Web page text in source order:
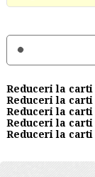
Reduceri la carti
Reduceri la carti
Reduceri la carti
Reduceri la carti
Reduceri la carti